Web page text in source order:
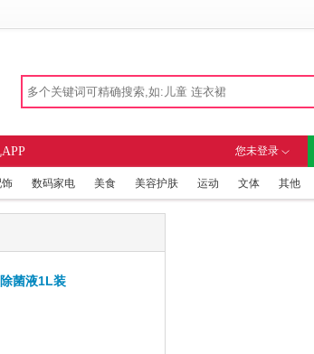
您未登录 
数码家电 美食 美容护肤 运动 文体 其他
菌液1L装